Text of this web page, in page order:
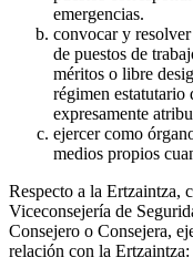
emergencias.
convocar y
de puestos de
méritos o libre
régimen estatutario
expresamente
ejercer como
medios propios
Respecto a la Ertzaintza,
Viceconsejería de
Consejero o Consejera,
relación con la Ertzaintza: